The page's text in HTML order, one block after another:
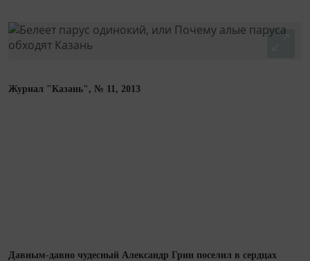
Журнал "Казань", № 11, 2013
Давным-давно чудесный Александр Грин поселил в сердцах